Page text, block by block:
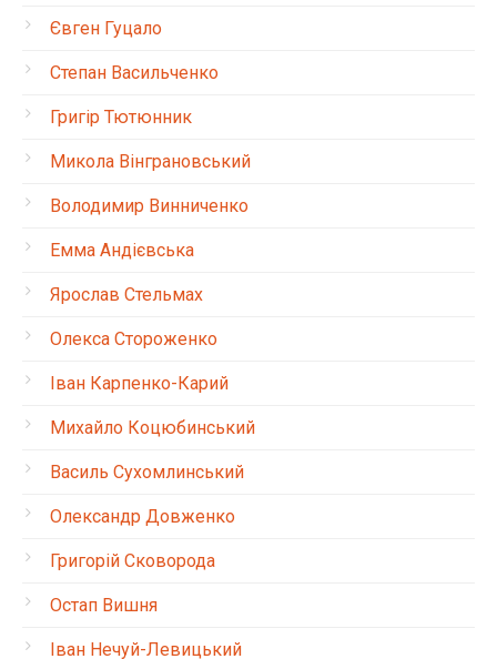
Євген Гуцало
Степан Васильченко
Григір Тютюнник
Микола Вінграновський
Володимир Винниченко
Емма Андієвська
Ярослав Стельмах
Олекса Стороженко
Іван Карпенко-Карий
Михайло Коцюбинський
Василь Сухомлинський
Олександр Довженко
Григорій Сковорода
Остап Вишня
Іван Нечуй-Левицький